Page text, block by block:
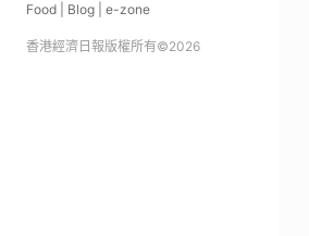
Food
Blog e-zone
香港經濟日報版權所有©2026